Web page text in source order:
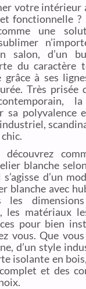
votre intérieur
fonctionnelle
une
salon, d’un
du caractère
à ses
Très prisée
contemporain,
sa polyvalence
blanche
d’un
blanche avec
les
les matériaux
pour bien
vous. Que
d’un style
isolante en
et des